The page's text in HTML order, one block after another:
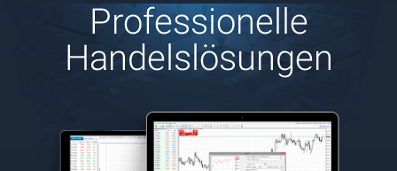
Professionelle
Handelslösungen